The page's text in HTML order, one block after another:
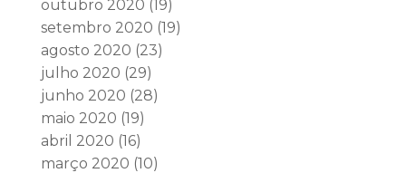
outubro 2020 (19)
setembro 2020 (19)
agosto 2020 (23)
julho 2020 (29)
junho 2020 (28)
maio 2020 (19)
abril 2020 (16)
março 2020 (10)